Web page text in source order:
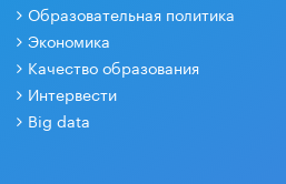
Образовательная политика
Экономика
Качество образования
Интервести
Big data